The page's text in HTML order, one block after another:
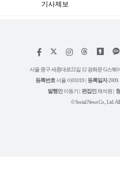
기사제보
페
스
인
타
램
서울 중구 세종대로22길 12 광화문 G스퀘
등록번호 서울 아01019 | 등록일자2009.
발행인 이동기 | 편집인채석원 |
© Social News Co., Ltd. All